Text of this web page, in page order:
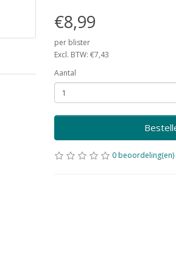
€8,99
per blister
Excl. BTW: €7,43
Aantal
0 beoordeling(en)